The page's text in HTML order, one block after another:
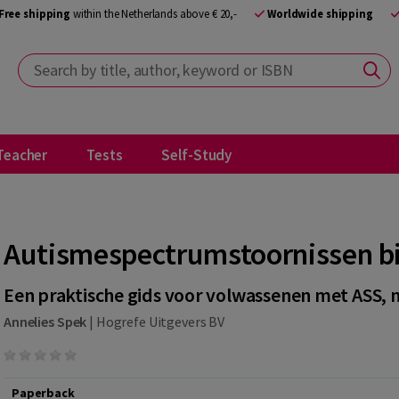
Free shipping within the Netherlands above € 20,- Worldwide shipping
Search by title, author, keyword or ISBN
Tests Self-Study
Autismespectrumstoornissen
Een praktische gids voor volwassenen met
Annelies Spek | Hogrefe Uitgevers BV
Paperback